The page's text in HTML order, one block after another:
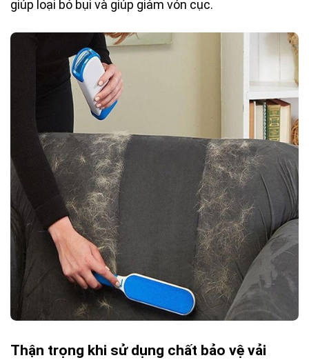
giúp loại bỏ bụi và giúp giảm vón cục.
Thận trọng khi sử dụng chất bảo vệ vải